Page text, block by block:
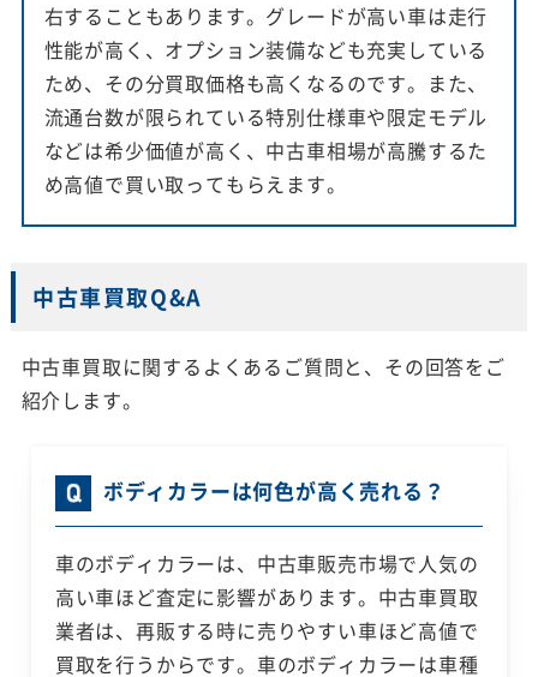
右することもあります。グレードが高い車は走行
性能が高く、オプション装備なども充実している
ため、その分買取価格も高くなるのです。また、
流通台数が限られている特別仕様車や限定モデル
などは希少価値が高く、中古車相場が高騰するた
め高値で買い取ってもらえます。
中古車買取Q&A
中古車買取に関するよくあるご質問と、その回答をご
紹介します。
ボディカラーは何色が高く売れる？
車のボディカラーは、中古車販売市場で人気の
高い車ほど査定に影響があります。中古車買取
業者は、再販する時に売りやすい車ほど高値で
買取を行うからです。車のボディカラーは車種